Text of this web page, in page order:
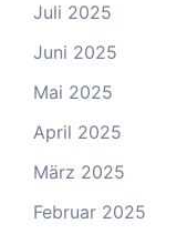
Juli 2025
Juni 2025
Mai 2025
April 2025
März 2025
Februar 2025